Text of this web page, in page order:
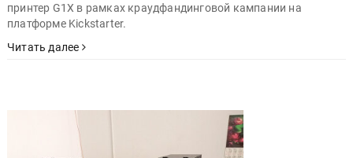
принтер G1X в рамках краудфандинговой кампании на
платформе Kickstarter.
Читать далее